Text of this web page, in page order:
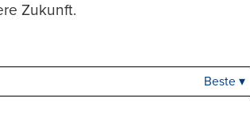
Zukunft.
Beste ▾